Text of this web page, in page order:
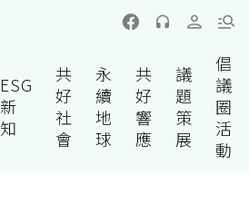
ESG
新
知
共
好
社
會
永
續
地
球
共
好
響
應
議
題
策
展
倡
議
圈
活
動